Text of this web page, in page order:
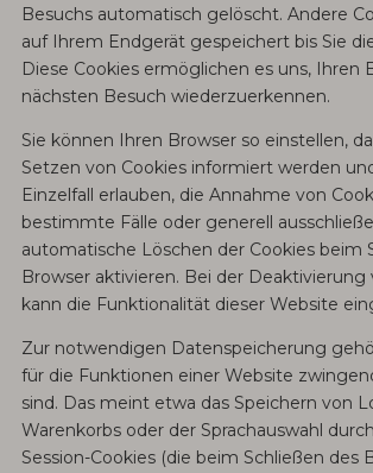
Besuchs automatisch gelöscht. Andere
auf Ihrem Endgerät gespeichert bis Sie
Diese Cookies ermöglichen es uns, Ihren
nächsten Besuch wiederzuerkennen.
Sie können Ihren Browser so einstellen,
Setzen von Cookies informiert werden
Einzelfall erlauben, die Annahme von
bestimmte Fälle oder generell
automatische Löschen der Cookies beim
Browser aktivieren. Bei der Deaktivierung
kann die Funktionalität dieser Website
Zur notwendigen Datenspeicherung
für die Funktionen einer Website
sind. Das meint etwa das Speichern von
Warenkorbs oder der Sprachauswahl
Session-Cookies (die beim Schließen des